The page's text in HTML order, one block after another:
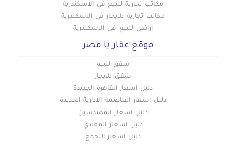
مكاتب تجارية للبيع في الاسكندرية
مكاتب تجارية للايجار في الاسكندرية
اراضي للبيع في الاسكندرية
موقع عقار يا مصر
شقق للبيع
شقق للايجار
دليل اسعار القاهرة الجديدة
دليل اسعار العاصمة الادارية الجديدة
دليل اسعار المهندسين
دليل اسعار المعادي
دليل اسعار التجمع